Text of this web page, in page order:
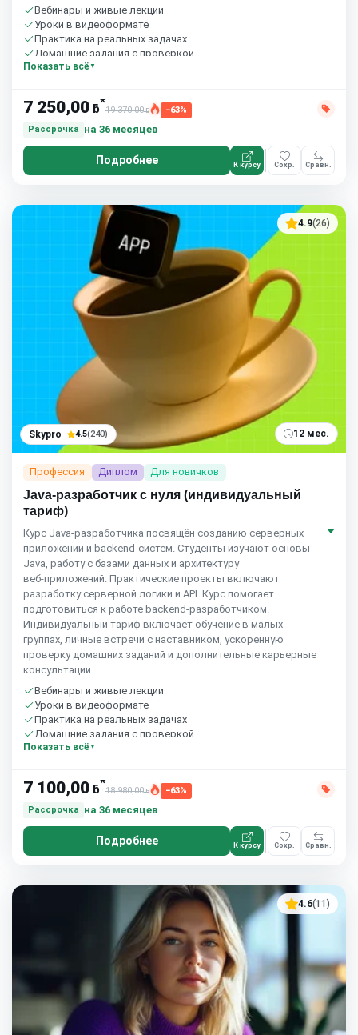
Вебинары и живые лекции
Уроки в видеоформате
Практика на реальных задачах
Домашние задания с проверкой
Сообщество студентов
Показать всё
7 250,00 ƃ*
19 370,00ƃ
−63%
Рассрочка
на 36 месяцев
Подробнее К курсу Сохр. Сравн.
4.9(26)
Skypro 4.5(240) 12 мес.
Профессия Диплом Для новичков
Java-разработчик с нуля (индивидуальный
тариф)
Курс Java‑разработчика посвящён созданию серверных
приложений и backend‑систем. Студенты изучают основы
Java, работу с базами данных и архитектуру
веб‑приложений. Практические проекты включают
разработку серверной логики и API. Курс помогает
подготовиться к работе backend‑разработчиком.
Индивидуальный тариф включает обучение в малых
группах, личные встречи с наставником, ускоренную
проверку домашних заданий и дополнительные карьерные
консультации.
Вебинары и живые лекции
Уроки в видеоформате
Практика на реальных задачах
Домашние задания с проверкой
Сообщество студентов
Показать всё
7 100,00 ƃ*
18 980,00ƃ
−63%
Рассрочка
на 36 месяцев
Подробнее К курсу Сохр. Сравн.
4.6(11)